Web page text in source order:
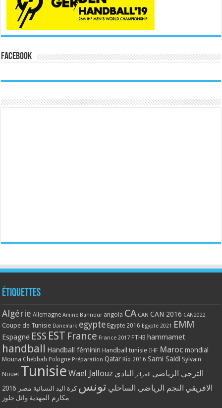
Facebook
Étiquettes
Algérie Allemagne Amine Bannour angola CA CAN CAN 2016 CAN2022
Coupe de Tunisie Danemark egypte Egypte 2016 Egypte 2021 EMM
Espagne ESS EST France France 2017 FTHB hammamet
handball Handball féminin Handball tunisie IHF Maroc mondial
Mouna Chebbah Pologne Préparation Qatar Rio 2016 Sami Saidi Sylvain
Nouet Tunisie Wael Jallouz الترجي الرياضي الجزائر النادي
الافريقي النجم الرياضي الساحلي تونس كرة اليد النسائية مصر 2016
مكارم المهدية وائل جلوز